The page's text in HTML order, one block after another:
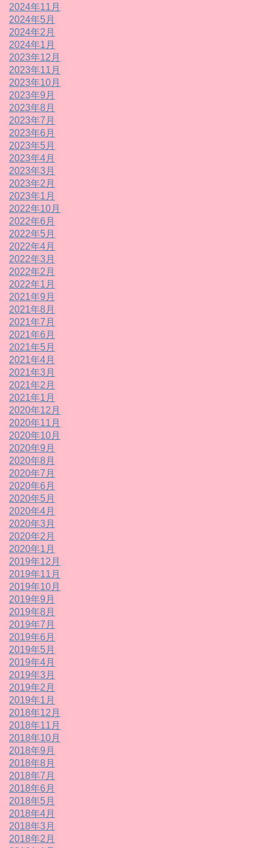
2024年11月
2024年5月
2024年2月
2024年1月
2023年12月
2023年11月
2023年10月
2023年9月
2023年8月
2023年7月
2023年6月
2023年5月
2023年4月
2023年3月
2023年2月
2023年1月
2022年10月
2022年6月
2022年5月
2022年4月
2022年3月
2022年2月
2022年1月
2021年9月
2021年8月
2021年7月
2021年6月
2021年5月
2021年4月
2021年3月
2021年2月
2021年1月
2020年12月
2020年11月
2020年10月
2020年9月
2020年8月
2020年7月
2020年6月
2020年5月
2020年4月
2020年3月
2020年2月
2020年1月
2019年12月
2019年11月
2019年10月
2019年9月
2019年8月
2019年7月
2019年6月
2019年5月
2019年4月
2019年3月
2019年2月
2019年1月
2018年12月
2018年11月
2018年10月
2018年9月
2018年8月
2018年7月
2018年6月
2018年5月
2018年4月
2018年3月
2018年2月